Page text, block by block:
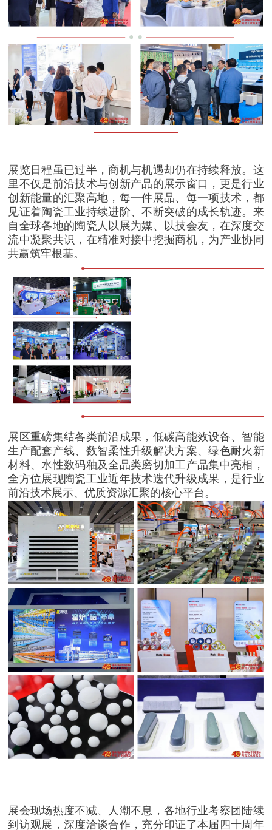
展览日程虽已过半，商机与机遇却仍在持续释放。这
里不仅是前沿技术与创新产品的展示窗口，更是行业
创新能量的汇聚高地，每一件展品、每一项技术，都
见证着陶瓷工业持续进阶、不断突破的成长轨迹。来
自全球各地的陶瓷人以展为媒、以技会友，在深度交
流中凝聚共识，在精准对接中挖掘商机，为产业协同
共赢筑牢根基。
展区重磅集结各类前沿成果，低碳高能效设备、智能
生产配套产线、数智柔性升级解决方案、绿色耐火新
材料、水性数码釉及全品类磨切加工产品集中亮相，
全方位展现陶瓷工业近年技术迭代升级成果，是行业
前沿技术展示、优质资源汇聚的核心平台。
展会现场热度不减、人潮不息，各地行业考察团陆续
到访观展，深度洽谈合作，充分印证了本届四十周年